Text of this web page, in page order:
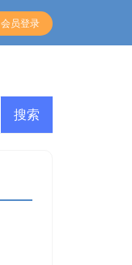
会员登录